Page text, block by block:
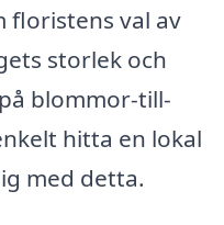
floristens val av
storlek och
blommor-till-
hitta en lokal
med detta.